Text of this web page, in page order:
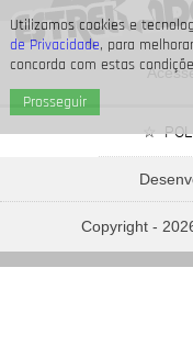
Utilizamos cookies e
de Privacidade, para
concorda com estas
Prosseguir
músicas que
Copyright -